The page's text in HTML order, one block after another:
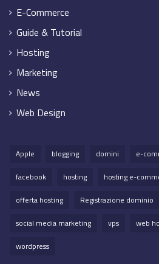
E-Commerce
Guide & Tutorial
Hosting
Marketing
News
Web Design
Apple blogging domini e-
facebook
hosting hosting e-
offerta hosting
Registrazione dominio
social media marketing
vps web
wordpress